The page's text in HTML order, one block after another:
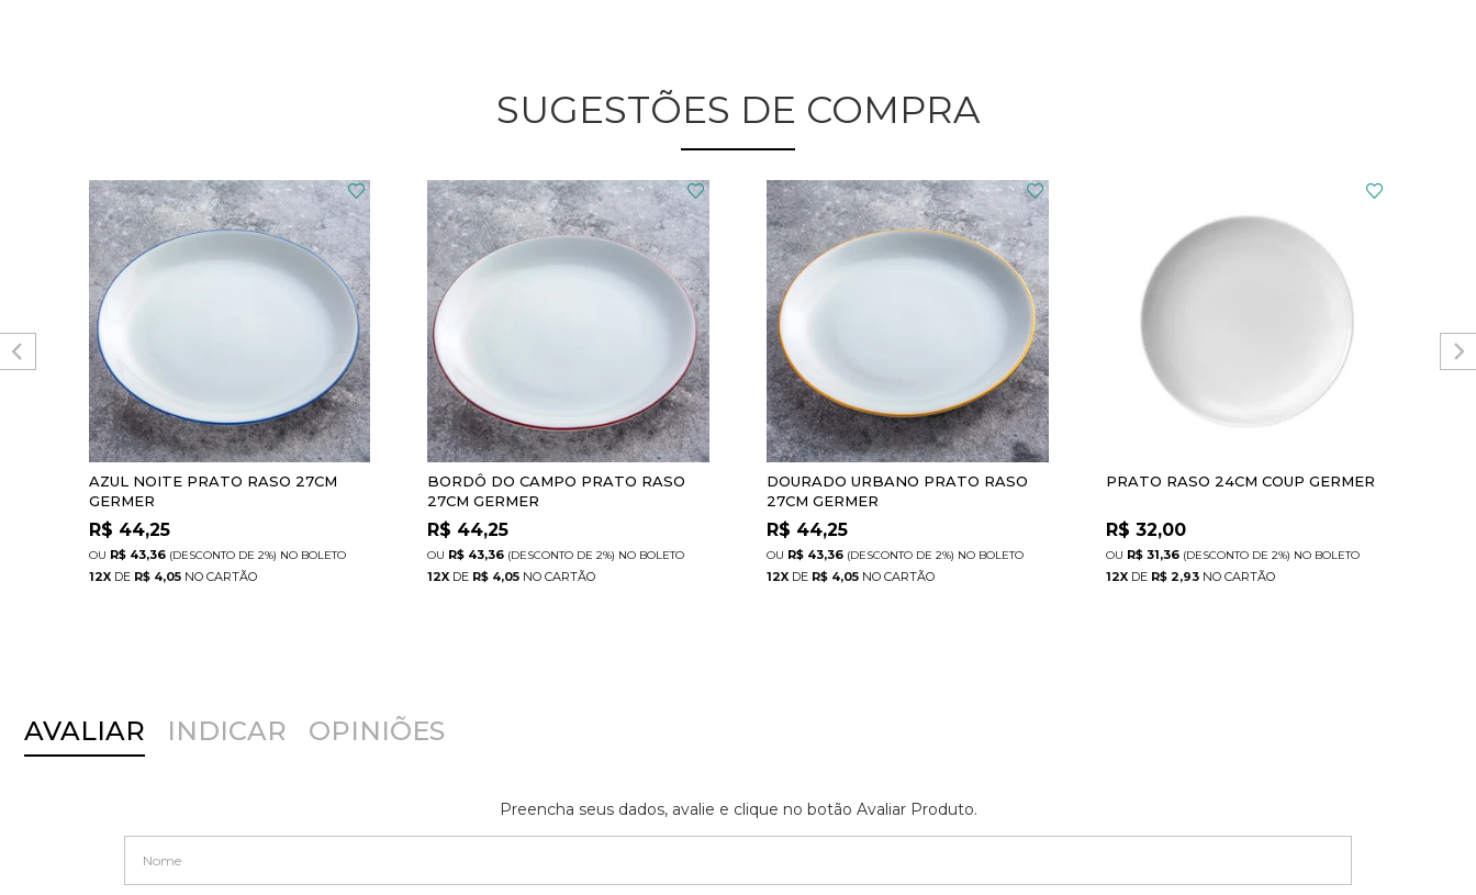
SUGESTÕES DE COMPRA
AZUL NOITE PRATO RASO 27CM
GERMER
R$ 44,25
R$ 43,36 (DESCONTO DE 2%) NO BOLETO
12X DE R$ 4,05
BORDÔ DO CAMPO PRATO RASO
27CM GERMER
R$ 44,25
R$ 43,36 (DESCONTO DE 2%) NO BOLETO
12X DE R$ 4,05
DOURADO URBANO PRATO RASO
27CM GERMER
R$ 44,25
R$ 43,36 (DESCONTO DE 2%) NO BOLETO
12X DE R$ 4,05
PRATO RASO 24CM COUP GERMER
R$ 32,00
R$ 31,36 (DESCONTO DE 2%) NO BOLETO
12X DE R$ 2,93
AVALIAR INDICAR OPINIÕES
Preencha seus dados, avalie e clique no botão Avaliar Produto.